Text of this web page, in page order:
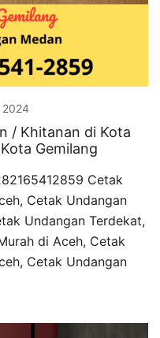
2024
/ Khitanan di Kota
Gemilang
Cetak
Cetak Undangan
Undangan Terdekat,
di Aceh, Cetak
Cetak Undangan